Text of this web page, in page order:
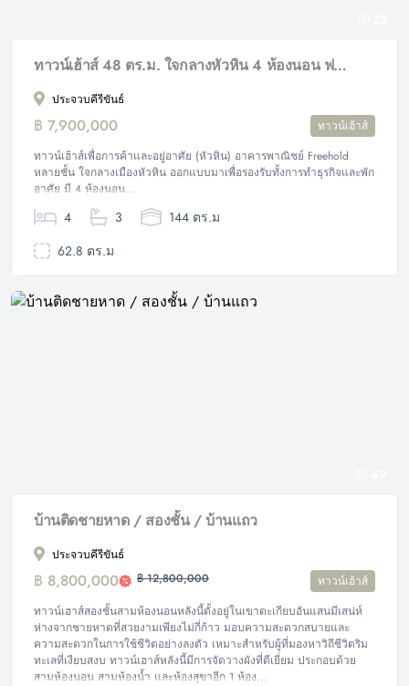
ทาวน์เฮ้าส์ 48 ตร.ม. ใจกลางหัวหิน 4 ห้องนอน ฟรีโฮลด์.
ประจวบคีรีขันธ์
฿ 7,900,000
ทาวน์เฮ้าส์
ทาวน์เฮ้าส์เพื่อการค้าและอยู่อาศัย (หัวหิน) อาคารพาณิชย์ Freehold
หลายชั้น ใจกลางเมืองหัวหิน ออกแบบมาเพื่อรองรับทั้งการทำธุรกิจและพัก
อาศัย มี 4 ห้องนอน...
4 3
144 ตร.ม
62.8 ตร.ม
บ้านติดชายหาด / สองชั้น / บ้านแถว
ประจวบคีรีขันธ์
฿ 8,800,000 ฿ 12,800,000
ทาวน์เฮ้าส์
ทาวน์เฮาส์สองชั้นสามห้องนอนหลังนี้ตั้งอยู่ในเขาตะเกียบอันแสนมีเสน่ห์
ห่างจากชายหาดที่สวยงามเพียงไม่กี่ก้าว มอบความสะดวกสบายและ
ความสะดวกในการใช้ชีวิตอย่างลงตัว เหมาะสำหรับผู้ที่มองหาวิถีชีวิตริม
ทะเลที่เงียบสงบ ทาวน์เฮาส์หลังนี้มีการจัดวางผังที่ดีเยี่ยม ประกอบด้วย
สามห้องนอน สามห้องน้ำ และห้องสุขาอีก 1 ห้อง...